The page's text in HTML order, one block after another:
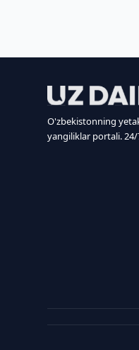
O'zbekistonning
yangiliklar portali.